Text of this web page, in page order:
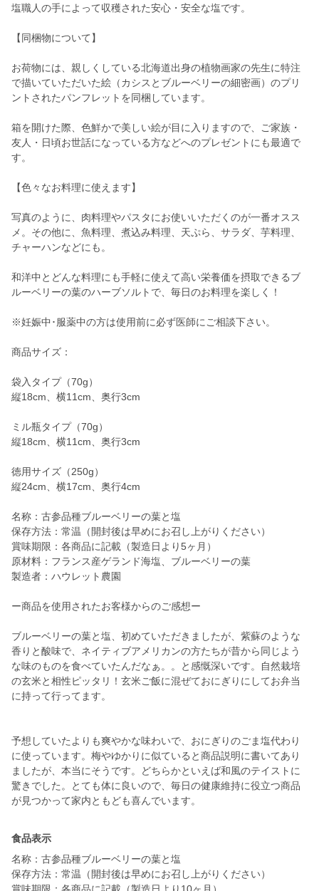
塩職人の手によって収穫された安心・安全な塩です。
【同梱物について】
お荷物には、親しくしている北海道出身の植物画家の先生に特注
で描いていただいた絵（カシスとブルーベリーの細密画）のプリ
ントされたパンフレットを同梱しています。
箱を開けた際、色鮮かで美しい絵が目に入りますので、ご家族・
友人・日頃お世話になっている方などへのプレゼントにも最適で
す。
【色々なお料理に使えます】
写真のように、肉料理やパスタにお使いいただくのが一番オスス
メ。その他に、魚料理、煮込み料理、天ぷら、サラダ、芋料理、
チャーハンなどにも。
和洋中とどんな料理にも手軽に使えて高い栄養価を摂取できるブ
ルーベリーの葉のハーブソルトで、毎日のお料理を楽しく！
※妊娠中･服薬中の方は使用前に必ず医師にご相談下さい。
商品サイズ：
袋入タイプ（70g）
縦18cm、横11cm、奥行3cm
ミル瓶タイプ（70g）
縦18cm、横11cm、奥行3cm
徳用サイズ（250g）
縦24cm、横17cm、奥行4cm
名称：古参品種ブルーベリーの葉と塩
保存方法：常温（開封後は早めにお召し上がりください）
賞味期限：各商品に記載（製造日より5ヶ月）
原材料：フランス産ゲランド海塩、ブルーベリーの葉
製造者：ハウレット農園
ー商品を使用されたお客様からのご感想ー
ブルーベリーの葉と塩、初めていただきましたが、紫蘇のような
香りと酸味で、ネイティブアメリカンの方たちが昔から同じよう
な味のものを食べていたんだなぁ。。と感慨深いです。自然栽培
の玄米と相性ピッタリ！玄米ご飯に混ぜておにぎりにしてお弁当
に持って行ってます。
予想していたよりも爽やかな味わいで、おにぎりのごま塩代わり
に使っています。梅やゆかりに似ていると商品説明に書いてあり
ましたが、本当にそうです。どちらかといえば和風のテイストに
驚きでした。とても体に良いので、毎日の健康維持に役立つ商品
が見つかって家内ともども喜んでいます。
食品表示
名称：古参品種ブルーベリーの葉と塩
保存方法：常温（開封後は早めにお召し上がりください）